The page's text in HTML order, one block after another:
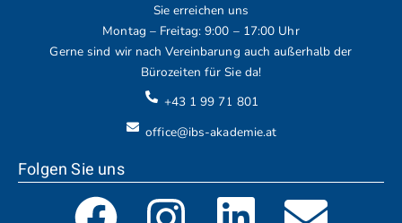
Sie erreichen uns
Montag – Freitag: 9:00 – 17:00 Uhr
Gerne sind wir nach Vereinbarung auch außerhalb der
Bürozeiten für Sie da!
+43 1 99 71 801
office@ibs-akademie.at
Folgen Sie uns